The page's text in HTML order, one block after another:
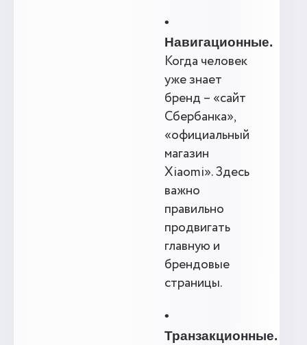
•
Навигационные.
Когда человек
уже знает
бренд – «сайт
Сбербанка»,
«официальный
магазин
Xiaomi». Здесь
важно
правильно
продвигать
главную и
брендовые
страницы.
•
Транзакционные.